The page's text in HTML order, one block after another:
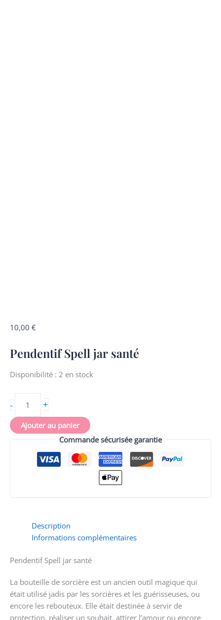
10,00 €
Pendentif Spell jar santé
Disponibilité : 2 en stock
-
quantité
Pendentif
jar
+
Ajouter au panier
Commande sécurisée garantie
Description
Informations complémentaires
Pendentif Spell jar santé
La bouteille de sorcière est un ancien outil magique qui
était utilisé jadis par les sorcières et les guérisseuses, ou
encore les rebouteux. Elle était destinée à servir de
protection, réaliser un souhait, attirer l’amour ou encore